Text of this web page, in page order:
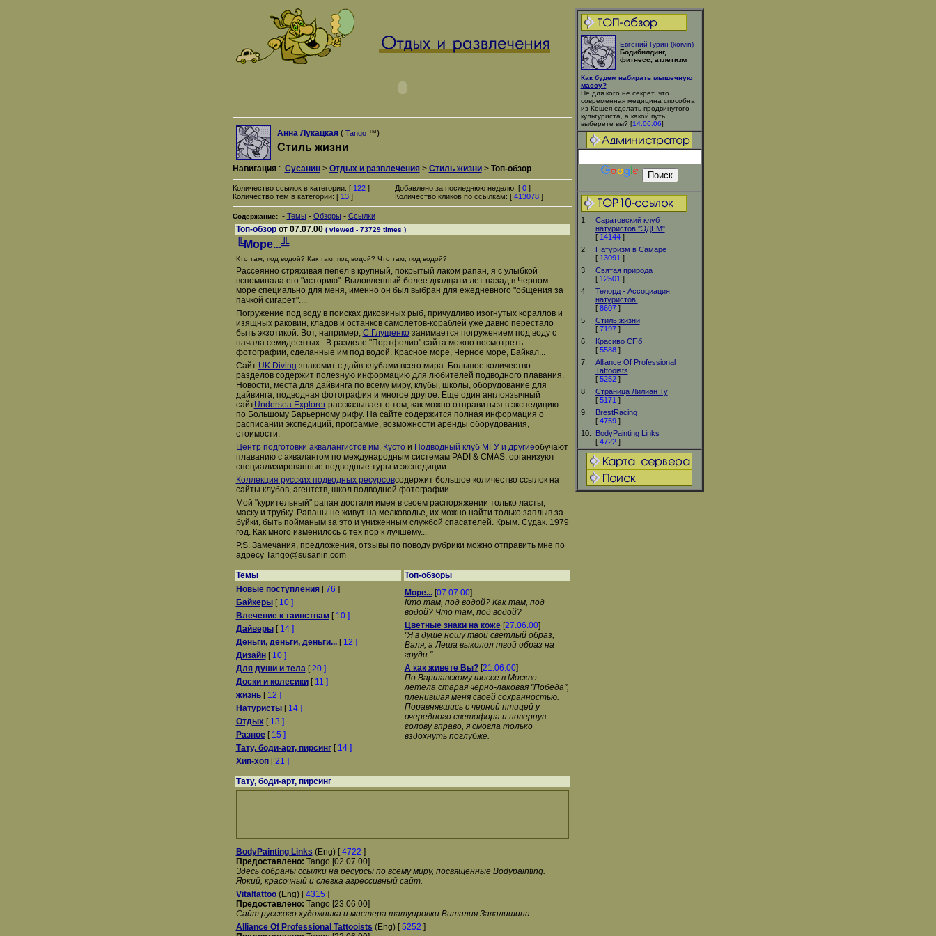
Евгений Гурин (korvin)
Бодибилдинг,
фитнесс, атлетизм
Как будем набирать мышечную
массу?
Не для кого не секрет, что
современная медицина способна
из Кощея сделать продвинутого
культуриста, а какой путь
выберете вы? [14.06.06]
1.
Cаратовский клуб
натуристов "ЭДЕМ"
[ 14144]
2.
Натуризм в Самаре
[ 13091 ]
3.
Святая природа
[ 12501 ]
4.
Телорд - Ассоциация
натуристов.
[ 8607]
5.
Стиль жизни
[ 7197]
6.
Красиво СПб
[ 5588]
7.
Alliance Of Professional
Tattooists
[ 5252]
8.
Страница Лилиан Ту
[ 5171 ]
9.
BrestRacing
[ 4759]
10.
BodyPainting Links
[ 4722]
Анна Лукацкая( Tango™)
Стиль жизни
Навигация: Сусанин> Отдых и развлечения> Стиль жизни> Топ-обзор
Количество ссылок в категории: [ 122]
Количество тем в категории: [ 13]
Добавлено за последнюю неделю: [ 0]
Количество кликов по ссылкам: [ 413078]
Содержание: - Темы - Обзоры - Ссылки
Топ-обзор от 07.07.00 ( viewed - 73729 times )
╚Море...╩
Кто там, под водой? Как там, под водой? Что там, под водой?
Рассеянно стряхивая пепел в крупный, покрытый лаком рапан, я с улыбкой
вспоминала его "историю". Выловленный более двадцати лет назад в Черном
море специально для меня, именно он был выбран для ежедневного "общения за
пачкой сигарет"....
Погружение под воду в поисках диковиных рыб, причудливо изогнутых кораллов и
изящных раковин, кладов и останков самолетов-кораблей уже давно перестало
быть экзотикой. Вот, например, С.Глущенко занимается погружением под воду с
начала семидесятых . В разделе "Портфолио" сайта можно посмотреть
фотографии, сделанные им под водой. Красное море, Черное море, Байкал...
Сайт UK Diving знакомит с дайв-клубами всего мира. Большое количество
разделов содержит полезную информацию для любителей подводного плавания.
Новости, места для дайвинга по всему миру, клубы, школы, оборудование для
дайвинга, подводная фотография и многое другое. Еще один англоязычный
сайтUndersea Explorerрассказывает о том, как можно отправиться в экспедицию
по Большому Барьерному рифу. На сайте содержится полная информация о
расписании экспедиций, программе, возможности аренды оборудования,
стоимости.
Центр подготовки аквалангистов им. Кусто и Подводный клуб МГУ и другиеобучают
плаванию с аквалангом по международным системам PADI & CMAS, организуют
специализированные подводные туры и экспедиции.
Коллекция русских подводных ресурсовсодержит большое количество ссылок на
сайты клубов, агентств, школ подводной фотографии.
Мой "курительный" рапан достали имея в своем распоряжении только ласты,
маску и трубку. Рапаны не живут на мелководье, их можно найти только заплыв за
буйки, быть пойманым за это и униженным службой спасателей. Крым. Судак. 1979
год. Как много изменилось с тех пор к лучшему...
P.S. Замечания, предложения, отзывы по поводу рубрики можно отправить мне по
адресу Tango@susanin.com
Темы
Топ-обзоры
Новые поступления[76 ]
Байкеры[ 10 ]
Влечение к таинствам [ 10 ]
Дайверы[ 14 ]
Деньги, деньги, деньги...[ 12 ]
Дизайн[ 10 ]
Для души и тела[20 ]
Доски и колесики[ 11 ]
жизнь[ 12 ]
Натуристы[ 14 ]
Отдых[ 13 ]
Разное[ 15 ]
Тату, боди-арт, пирсинг[ 14 ]
Хип-хоп[21 ]
Море...[07.07.00]
Кто там, под водой? Как там, под
водой? Что там, под водой?
Цветные знаки на коже[27.06.00]
"Я в душе ношу твой светлый образ,
Валя, а Леша выколол твой образ на
груди."
А как живете Вы?[21.06.00]
По Варшавскому шоссе в Москве
летела старая черно-лаковая "Победа",
пленившая меня своей сохранностью.
Поравнявшись с черной птицей у
очередного светофора и повернув
голову вправо, я смогла только
вздохнуть поглубже.
Тату, боди-арт, пирсинг
BodyPainting Links (Eng) [4722 ]
Предоставлено: Tango [02.07.00]
Здесь собраны ссылки на ресурсы по всему миру, посвященные Bodypainting.
Яркий, красочный и слегка агрессивный сайт.
Vitaltattoo(Eng) [4315 ]
Предоставлено: Tango [23.06.00]
Сайт русского художника и мастера татуировки Виталия Завалишина.
Alliance Of Professional Tattooists (Eng) [5252 ]